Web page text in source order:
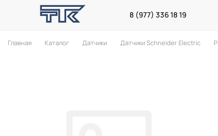
8 (977) 336 18 19
Главная Каталог Датчики Датчики Schneider Electric